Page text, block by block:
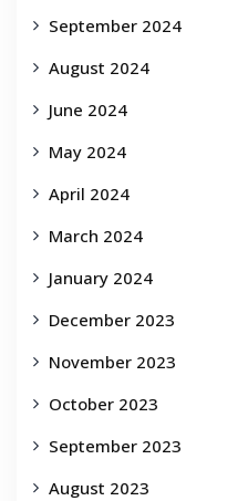
September 2024
August 2024
June 2024
May 2024
April 2024
March 2024
January 2024
December 2023
November 2023
October 2023
September 2023
August 2023